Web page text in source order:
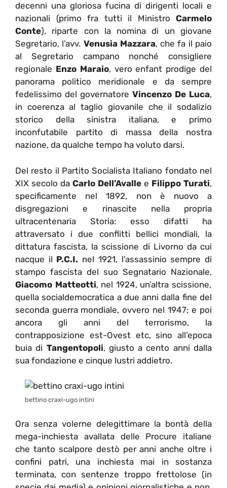
decenni una gloriosa fucina di dirigenti locali e
nazionali (primo fra tutti il Ministro Carmelo
Conte), riparte con la nomina di un giovane
Segretario, l’avv. Venusia Mazzara, che fa il paio
al Segretario campano nonché consigliere
regionale Enzo Maraio, vero enfant prodige del
panorama politico meridionale e da sempre
fedelissimo del governatore Vincenzo De Luca,
in coerenza al taglio giovanile che il sodalizio
storico della sinistra italiana, e primo
inconfutabile partito di massa della nostra
nazione, da qualche tempo ha voluto darsi.
Del resto il Partito Socialista Italiano fondato nel
XIX secolo da Carlo Dell’Avalle e Filippo Turati,
specificamente nel 1892, non è nuovo a
disgregazioni e rinascite nella propria
ultracentenaria Storia: esso difatti ha
attraversato i due conflitti bellici mondiali, la
dittatura fascista, la scissione di Livorno da cui
nacque il P.C.I. nel 1921, l’assassinio sempre di
stampo fascista del suo Segnatario Nazionale,
Giacomo Matteotti, nel 1924, un’altra scissione,
quella socialdemocratica a due anni dalla fine del
seconda guerra mondiale, ovvero nel 1947; e poi
ancora gli anni del terrorismo, la
contrapposizione est-Ovest etc, sino all’epoca
buia di Tangentopoli, giusto a cento anni dalla
sua fondazione e cinque lustri addietro.
bettino craxi-ugo intini
Ora senza volerne delegittimare la bontà della
mega-inchiesta avallata delle Procure italiane
che tanto scalpore destò per anni anche oltre i
confini patri, una inchiesta mai in sostanza
terminata, con sentenze troppo frettolose (in